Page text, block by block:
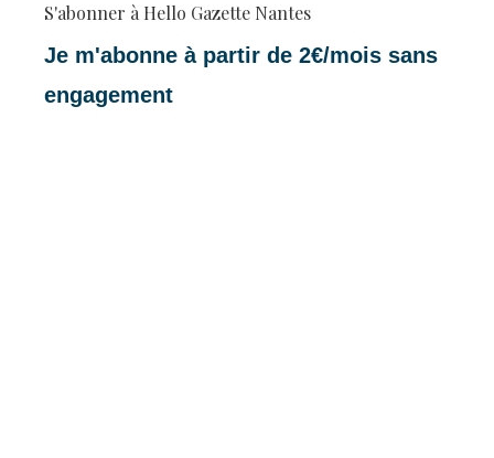
S'abonner à Hello Gazette Nantes
Je m'abonne à partir de 2€/mois sans
engagement